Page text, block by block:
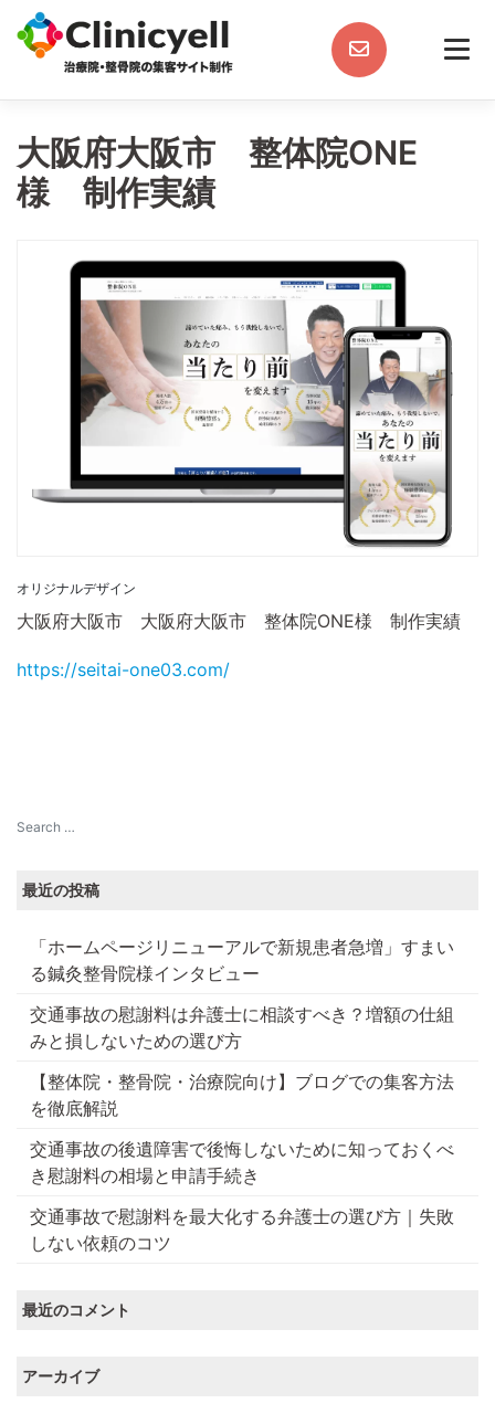
content
大阪府大阪市 整体院ONE
様 制作実績
オリジナルデザイン
大阪府大阪市 大阪府大阪市 整体院ONE様 制作実績
https://seitai-one03.com/
最近の投稿
「ホームページリニューアルで新規患者急増」すまい
る鍼灸整骨院様インタビュー
交通事故の慰謝料は弁護士に相談すべき？増額の仕組
みと損しないための選び方
【整体院・整骨院・治療院向け】ブログでの集客方法
を徹底解説
交通事故の後遺障害で後悔しないために知っておくべ
き慰謝料の相場と申請手続き
交通事故で慰謝料を最大化する弁護士の選び方｜失敗
しない依頼のコツ
最近のコメント
アーカイブ